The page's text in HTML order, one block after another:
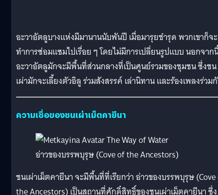
อะวาอัตลูบางแห่งมีมานานนับพันปี เมื่อมารุยชำรุด พวกเขาก็จะ
ทำการซ่อมแซมไปเรื่อย ๆ โดยไม่มีการเปลี่ยนรูปแบบ นอกจาก
อะวาอัตลูมักจะมีพื้นที่ส่วนกลางที่เป็นศูนย์รวมของชุมชน ซึ่งชน
เผ่ามักจะเลี้ยงตัวอิลู ร่วมสังสรรค์ เล่านิทาน และร้องเพลงร่วม
ความเชื่อของชนเผ่าเม็ตคายีนา
อ่าวของบรรพบุรุษ (Cove of the Ancestors)
ชนเผ่าเม็ตคายีนา จะมีพื้นที่ที่เรียกว่า อ่าวของบรรพบุรุษ
the Ancestors) เป็นสถานที่ศักดิ๋สิทธิ์ของชนเผ่าเม็ตคายีนา ซึ่ง